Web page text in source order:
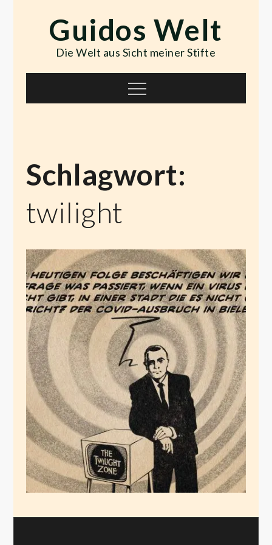
contentGuidos Welt
Die Welt aus Sicht meiner Stifte
Menu
Schlagwort:
twilight
Bielefeld
September 26, 2020